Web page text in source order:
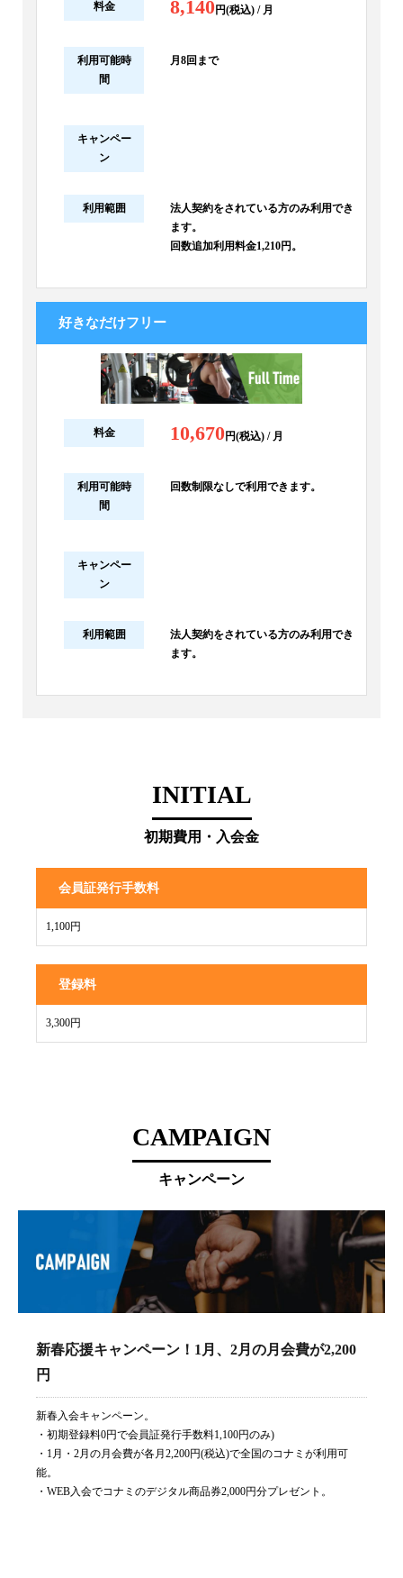
料金 8,140円(税込) / 月
利用可能時
間
月8回まで
キャンペー
ン
利用範囲
法人契約をされている方のみ利用でき
ます。
回数追加利用料金1,210円。
好きなだけフリー
料金 10,670円(税込) / 月
利用可能時
間
回数制限なしで利用できます。
キャンペー
ン
利用範囲
法人契約をされている方のみ利用でき
ます。
INITIAL
初期費用・入会金
会員証発行手数料
1,100円
登録料
3,300円
CAMPAIGN
キャンペーン
新春応援キャンペーン！1月、2月の月会費が2,200
円
新春入会キャンペーン。
・初期登録料0円で会員証発行手数料1,100円のみ)
・1月・2月の月会費が各月2,200円(税込)で全国のコナミが利用可
能。
・WEB入会でコナミのデジタル商品券2,000円分プレゼント。